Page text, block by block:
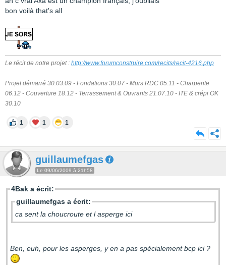
bon voilà that's all
Le récit de notre projet : http://www.forumconstruire.com/recits/recit-4216.php
Projet démarré 30.03.09 - Fondations 30.07 - Murs RDC 05.11 - Charpente
06.12 - Couverture 18.12 - Terrassement & Ouvrants 21.07.10 - ITE & crépi OK
30.10
1 1 1
guillaumefgas
Le 09/06/2009 à 21h58
4Bak a écrit:
guillaumefgas a écrit:
ca sent la choucroute et l asperge ici
Ben, euh, pour les asperges, y en a pas spécialement bcp ici ?